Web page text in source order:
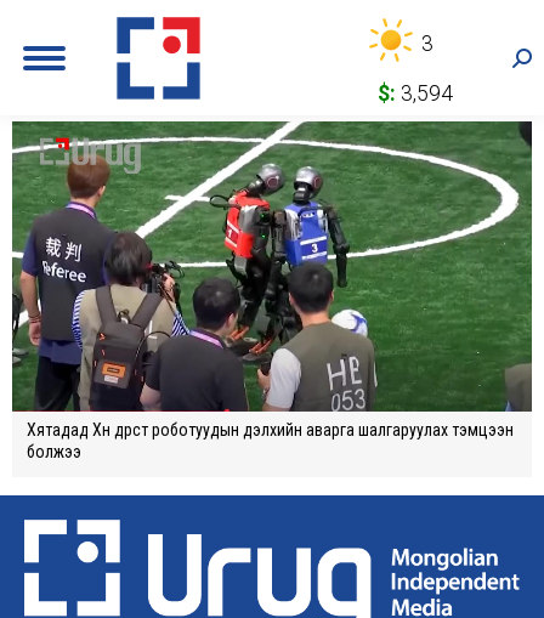
3
$: 3,594
Хятадад Хүн дүрст роботуудын дэлхийн аварга шалгаруулах тэмцээн
болжээ